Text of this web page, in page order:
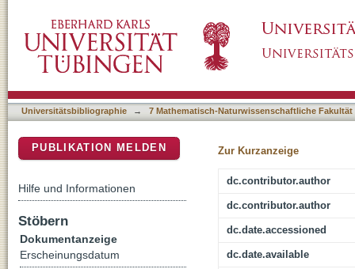
Channel of Influenza A by Free Energy
Universitätsbibliographie → 7 Mathematisch-Naturwissenschaftliche Fakultät
Zur Kurzanzeige
dc.contributor.author
dc.contributor.author
dc.date.accessioned
dc.date.available
PUBLIKATION MELDEN
Hilfe und Informationen
Stöbern
Dokumentanzeige
Erscheinungsdatum